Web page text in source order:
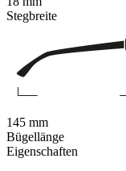
Eigenschaften
Stegbreite
145 mm
Bügellänge